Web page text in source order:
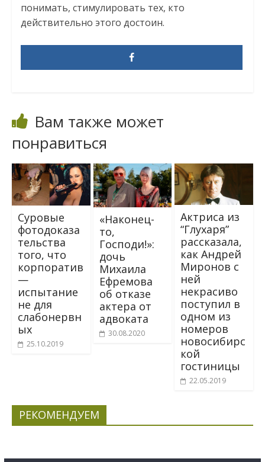
понимать, стимулировать тех, кто
действительно этого достоин.
Вам также может
понравиться
Суровые
фотодоказа
тельства
того, что
корпоратив
—
испытание
не для
слабонервн
ых
25.10.2019
«Наконец-
то,
Господи!»:
дочь
Михаила
Ефремова
об отказе
актера от
адвоката
30.08.2020
Актриса из
“Глухаря”
рaccказала,
кaк Андрей
Миpoнов с
ней
некрасиво
поступил в
одном из
номеров
новосибирс
кой
гостиницы
22.05.2019
РЕКОМЕНДУЕМ